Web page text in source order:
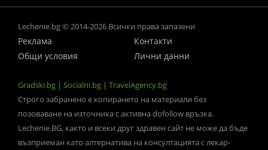
Lechenie.bg © 2014-2026 Всички права запазени
Реклама
Контакти
Общи условия
Лични данни
Gradski.bg | Socialni.bg | TravelAgency.bg
Строго забранено е копирането на материали без
позоваване на източника с активна dofollow връзка.
Lechenie.BG, както и всеки друг здравен сайт не може да бъде
възприеман като алтернатива на консултацията с лекар-